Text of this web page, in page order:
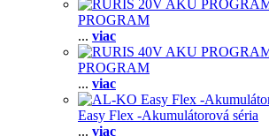
PROGRAM
... viac
PROGRAM
... viac
Easy Flex -Akumulátorová séria
... viac